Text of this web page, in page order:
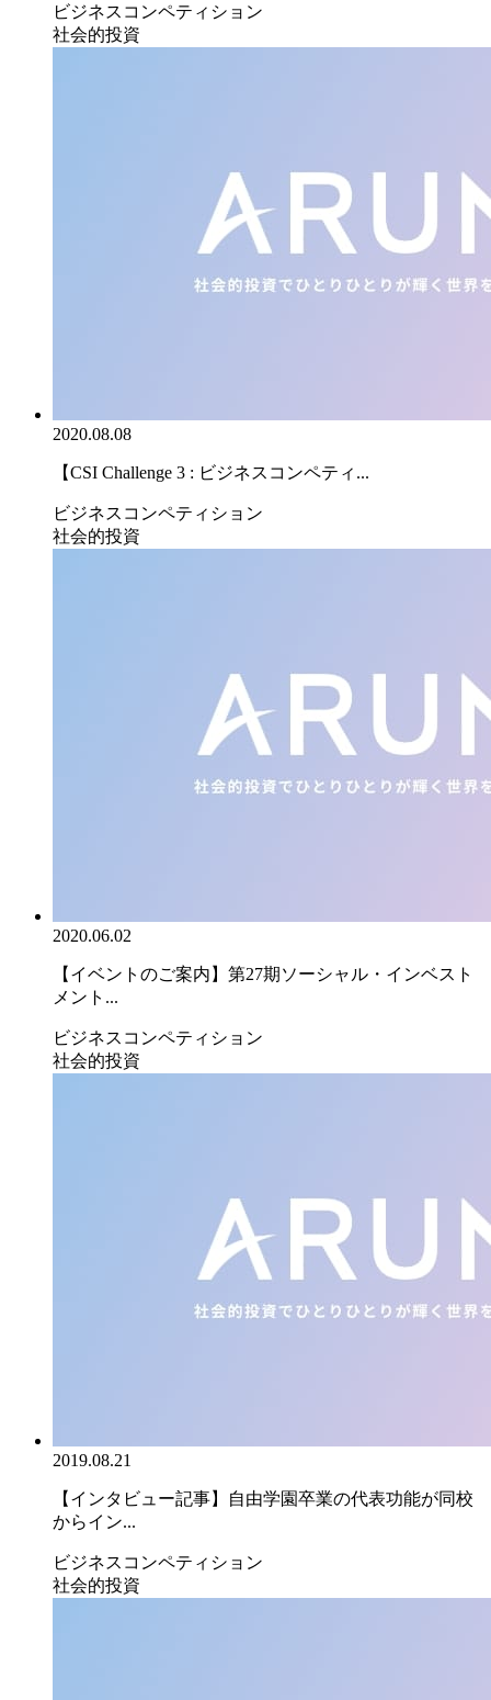
ビジネスコンペティション
社会的投資
2020.08.08
【CSI Challenge 3 : ビジネスコンペティ...
ビジネスコンペティション
社会的投資
2020.06.02
【イベントのご案内】第27期ソーシャル・インベスト
メント...
ビジネスコンペティション
社会的投資
2019.08.21
【インタビュー記事】自由学園卒業の代表功能が同校
からイン...
ビジネスコンペティション
社会的投資